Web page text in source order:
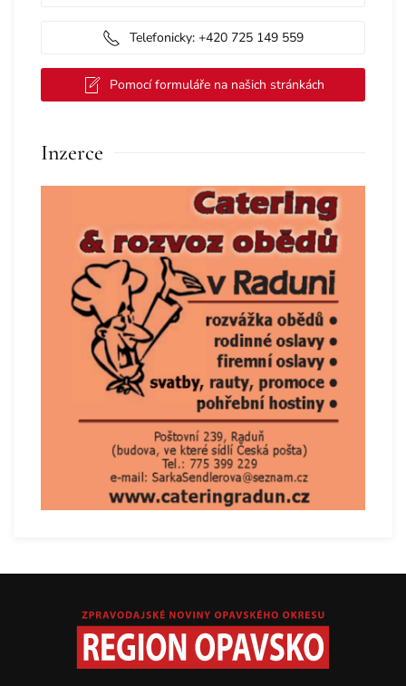
Telefonicky: +420 725 149 559
Pomocí formuláře na našich stránkách
Inzerce